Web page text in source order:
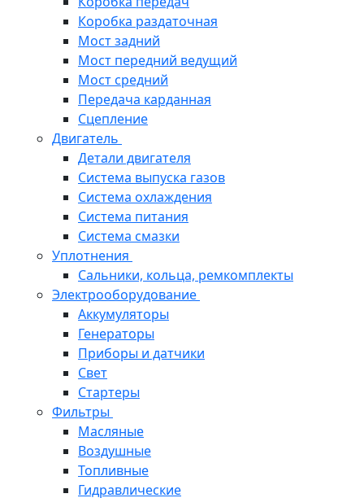
Коробка раздаточная
Мост задний
Мост передний ведущий
Мост средний
Передача карданная
Сцепление
Двигатель
Детали двигателя
Система выпуска газов
Система охлаждения
Система питания
Система смазки
Уплотнения
Сальники, кольца, ремкомплекты
Электрооборудование
Аккумуляторы
Генераторы
Приборы и датчики
Свет
Стартеры
Фильтры
Масляные
Воздушные
Топливные
Гидравлические